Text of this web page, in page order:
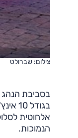
צילום: שברולט
בסביבת הנהג
הנמוכות.